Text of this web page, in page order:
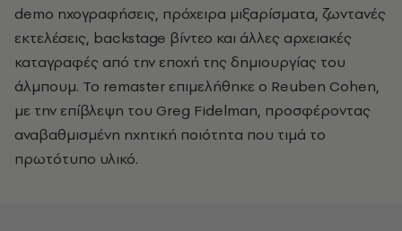
demo ηχογραφήσεις, πρόχειρα μιξαρίσματα, ζωντανές
εκτελέσεις, backstage βίντεο και άλλες αρχειακές
καταγραφές από την εποχή της δημιουργίας του
άλμπουμ. Το remaster επιμελήθηκε ο Reuben Cohen,
με την επίβλεψη του Greg Fidelman, προσφέροντας
αναβαθμισμένη ηχητική ποιότητα που τιμά το
πρωτότυπο υλικό.